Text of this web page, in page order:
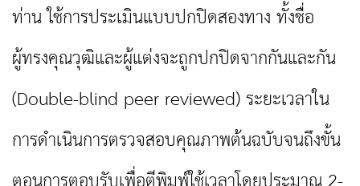
ท่าน ใช้การประเมินแบบปกปิดสองทางทั้งชื่อ
ผู้ทรงคุณวุฒิและผู้แต่งจะถูกปกปิดจากกันและกัน
(Double-blind peer reviewed)ระยะเวลาใน
การดำเนินการตรวจสอบคุณภาพต้นฉบับจนถึงขั้น